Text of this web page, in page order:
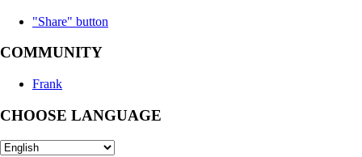
"Share" button
COMMUNITY
Frank
CHOOSE LANGUAGE